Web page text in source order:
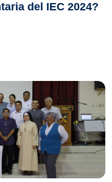
del IEC 2024?